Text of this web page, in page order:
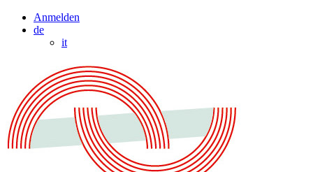
Anmelden
de
it